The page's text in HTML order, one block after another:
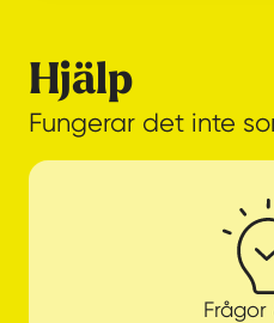
Hjälp
Fungerar det inte
Frågor